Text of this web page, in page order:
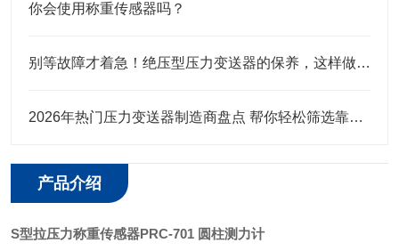
你会使用称重传感器吗？
别等故障才着急！绝压型压力变送器的保养，这样做才靠谱
2026年热门压力变送器制造商盘点 帮你轻松筛选靠谱合作厂商
产品介绍
S型拉压力称重传感器PRC-701 圆柱测力计